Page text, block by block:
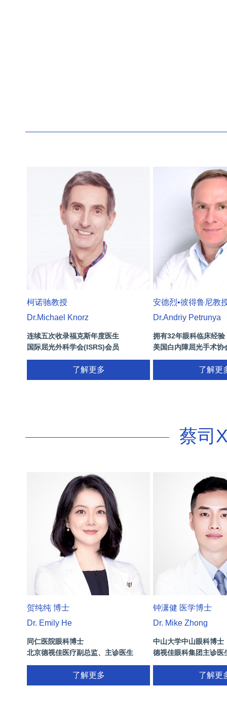
柯诺驰教授
Dr.Michael Knorz
连续五次收录福克斯年度医生
国际屈光外科学会(ISRS)会员
南非白内障与屈光外科学会基辛格纪念
了解更多
安德烈•彼得鲁尼教
Dr.Andriy Petrunya
拥有32年眼科临床经验
美国白内障屈光手术协
国际屈光手术协会
26项发明专利[青光眼
视/黄斑变性/结膜炎/视
了解更
蔡司
贺纯纯 博士
Dr. Emily He
同仁医院眼科博士
北京德视佳医疗副总监、主诊医生
了解更多
钟潇健 医学博士
Dr. Mike Zhong
中山大学中山眼科博士
德视佳眼科集团主诊医
了解更